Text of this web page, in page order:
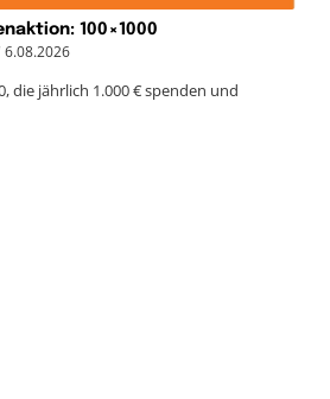
100×1000
6.08.2026
die jährlich 1.000 € spenden und